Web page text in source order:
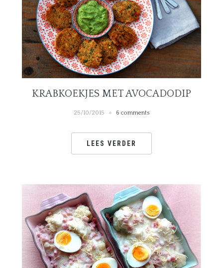
KRABKOEKJES MET AVOCADODIP
25/10/2015 6 comments
LEES VERDER